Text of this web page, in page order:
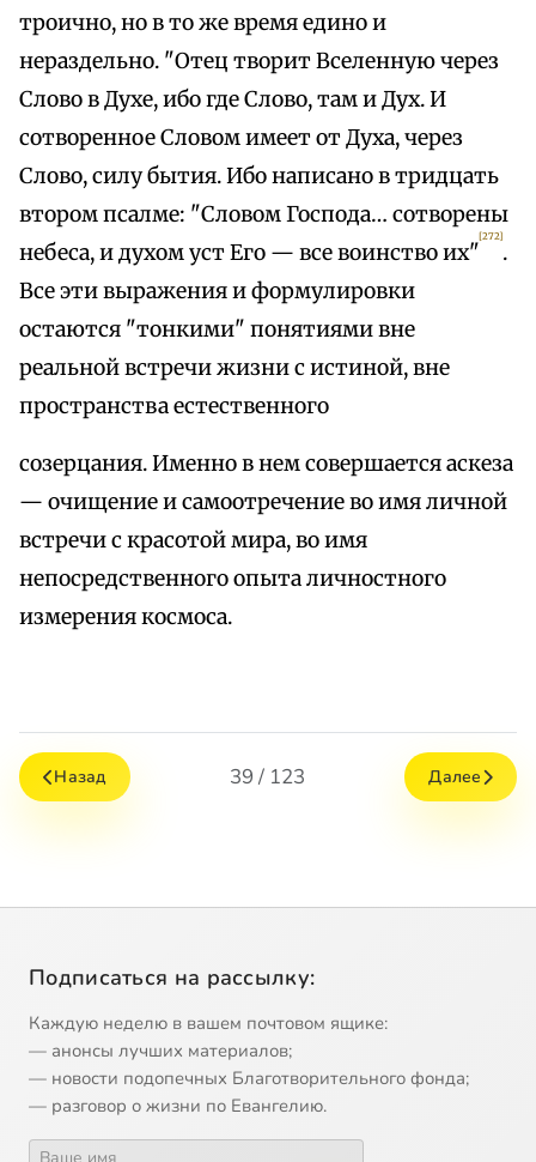
троично, но в то же время едино и
нераздельно. "Отец творит Вселенную через
Слово в Духе, ибо где Слово, там и Дух. И
сотворенное Словом имеет от Духа, через
Слово, силу бытия. Ибо написано в тридцать
втором псалме: "Словом Господа… сотворены
небеса, и духом уст Его — все воинство их"
[272]
.
Все эти выражения и формулировки
остаются "тонкими" понятиями вне
реальной встречи жизни с истиной, вне
пространства естественного
созерцания. Именно в нем совершается аскеза
— очищение и самоотречение во имя личной
встречи с красотой мира, во имя
непосредственного опыта личностного
измерения космоса.
Назад 39 / 123 Далее
Подписаться на рассылку:
Каждую неделю в вашем почтовом ящике:
— анонсы лучших материалов;
— новости подопечных Благотворительного фонда;
— разговор о жизни по Евангелию.